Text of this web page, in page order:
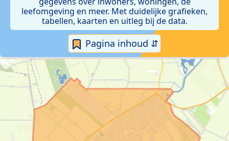
leefomgeving en meer. Met duidelijke grafieken,
tabellen, kaarten en uitleg bij de data.
Pagina inhoud ⇵